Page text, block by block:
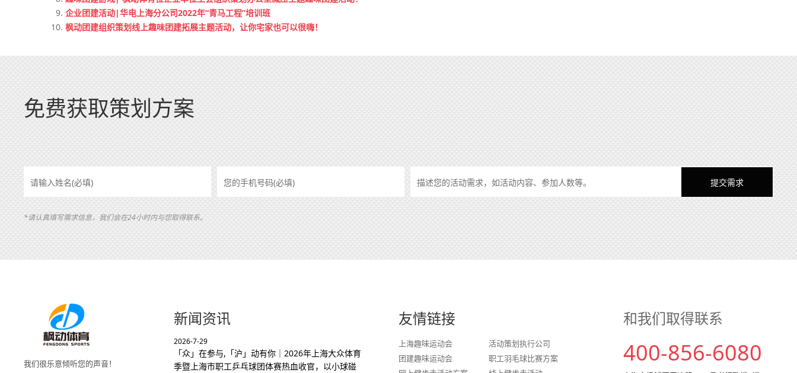
企业团建活动|华电上海分公司2022年“青马工程”培训班
枫动团建组织策划线上趣味团建拓展主题活动，让你宅家也可以很嗨！
免费获取策划方案
*请认真填写需求信息，我们会在24小时内与您取得联系。
我们很乐意倾听您的声音！
新闻资讯
2026-7-29
「众」在参与,「沪」动有你｜2026年上海大众体育
季暨上海市职工乒乓球团体赛热血收官，以小球碰
友情链接
上海趣味运动会
活动策划执行公司
团建趣味运动会
职工羽毛球比赛方案
和我们取得联系
400-856-6080